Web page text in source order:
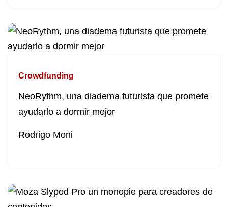
Crowdfunding
NeoRythm, una diadema futurista que promete
ayudarlo a dormir mejor
Rodrigo Moni